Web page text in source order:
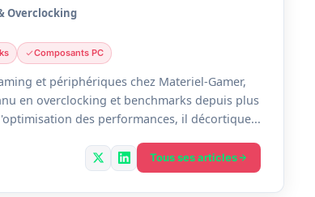
Overclocking
Composants PC
et périphériques chez Materiel-Gamer,
en overclocking et benchmarks depuis plus
des performances, il décortique...
Tous ses articles